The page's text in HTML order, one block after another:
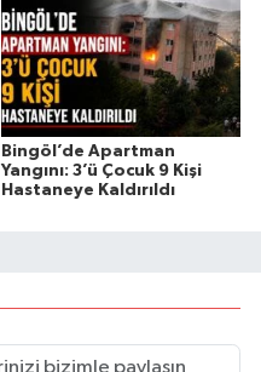
Bingöl’de Apartman
Yangını: 3’ü Çocuk 9 Kişi
Hastaneye Kaldırıldı